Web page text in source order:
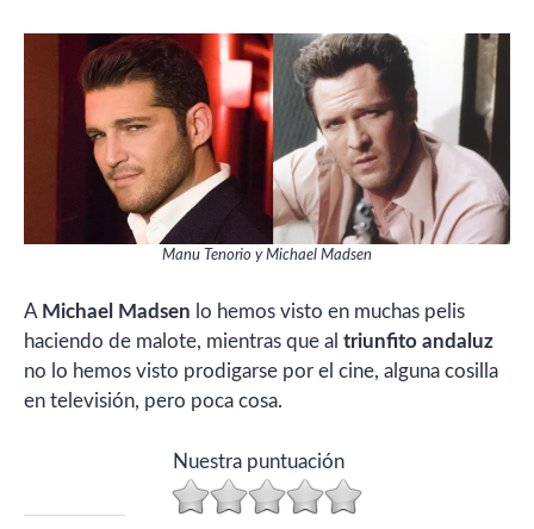
Manu Tenorio y Michael Madsen
A Michael Madsen lo hemos visto en muchas pelis
haciendo de malote, mientras que al triunfito andaluz
no lo hemos visto prodigarse por el cine, alguna cosilla
en televisión, pero poca cosa.
Nuestra puntuación